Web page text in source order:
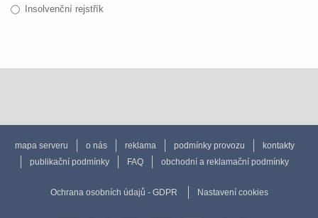
Insolvenční rejstřík
mapa serveru o nás reklama podmínky provozu
kontakty
publikační podmínky
FAQ obchodní a reklamační podmínky
Ochrana osobních údajů - GDPR Nastavení cookies